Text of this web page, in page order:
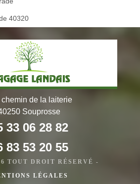
40320
chemin de la laiterie
Souprosse
33 06 28 82
83 53 20 55
TOUT DROIT RÉSERVÉ -
LÉGALES